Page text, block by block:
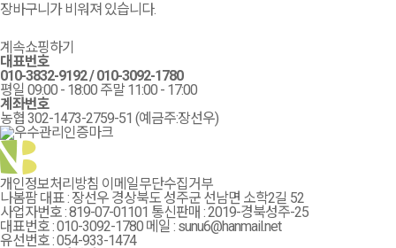
장바구니가 비워져 있습니다.
계속쇼핑하기
대표번호
010-3832-9192/010-3092-1780
평일 09:00 - 18:00 주말 11:00 - 17:00
계좌번호
농협 302-1473-2759-51 (예금주:장선우)
개인정보처리방침 이메일무단수집거부
나봄팜 대표 : 장선우 경상북도 성주군 선남면 소학2길 52
사업자번호 : 819-07-01101 통신판매 : 2019-경북성주-25
대표번호 : 010-3092-1780 메일 : sunu6@hanmail.net
유선번호 : 054-933-1474